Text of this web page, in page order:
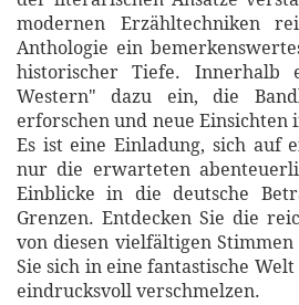
modernen Erzähltechniken
Anthologie ein
historischer Tiefe. Innerhalb
Western" dazu ein, die
erforschen und neue
Es ist eine Einladung, sich auf
nur die erwarteten
Einblicke in die deutsche
Grenzen. Entdecken Sie die
von diesen vielfältigen
Sie sich in eine fantastische
eindrucksvoll verschmelzen.